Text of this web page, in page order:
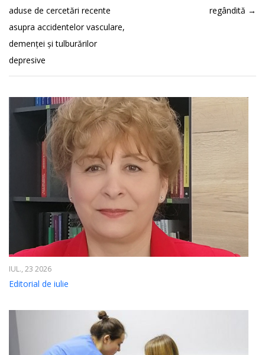
aduse de cercetări recente
asupra accidentelor vasculare,
demenței și tulburărilor
depresive
regândită →
IUL., 23 2026
Editorial de iulie